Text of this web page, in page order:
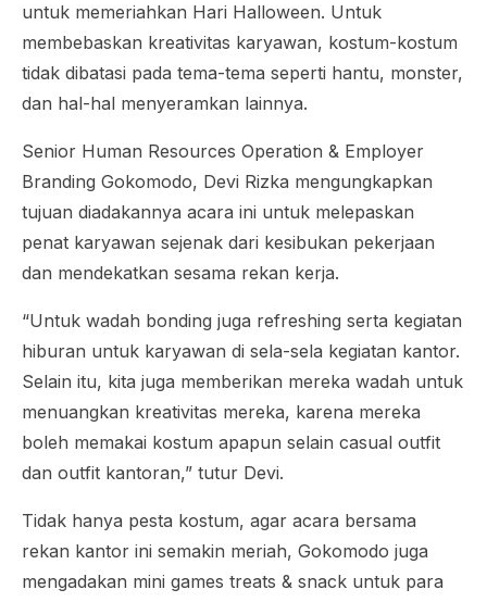
untuk memeriahkan Hari Halloween. Untuk
membebaskan kreativitas karyawan, kostum-kostum
tidak dibatasi pada tema-tema seperti hantu, monster,
dan hal-hal menyeramkan lainnya.
Senior Human Resources Operation & Employer
Branding Gokomodo, Devi Rizka mengungkapkan
tujuan diadakannya acara ini untuk melepaskan
penat karyawan sejenak dari kesibukan pekerjaan
dan mendekatkan sesama rekan kerja.
“Untuk wadah bonding juga refreshing serta kegiatan
hiburan untuk karyawan di sela-sela kegiatan kantor.
Selain itu, kita juga memberikan mereka wadah untuk
menuangkan kreativitas mereka, karena mereka
boleh memakai kostum apapun selain casual outfit
dan outfit kantoran,” tutur Devi.
Tidak hanya pesta kostum, agar acara bersama
rekan kantor ini semakin meriah, Gokomodo juga
mengadakan mini games treats & snack untuk para